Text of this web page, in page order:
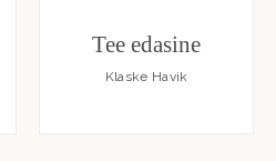
Tee edasine
Klaske Havik